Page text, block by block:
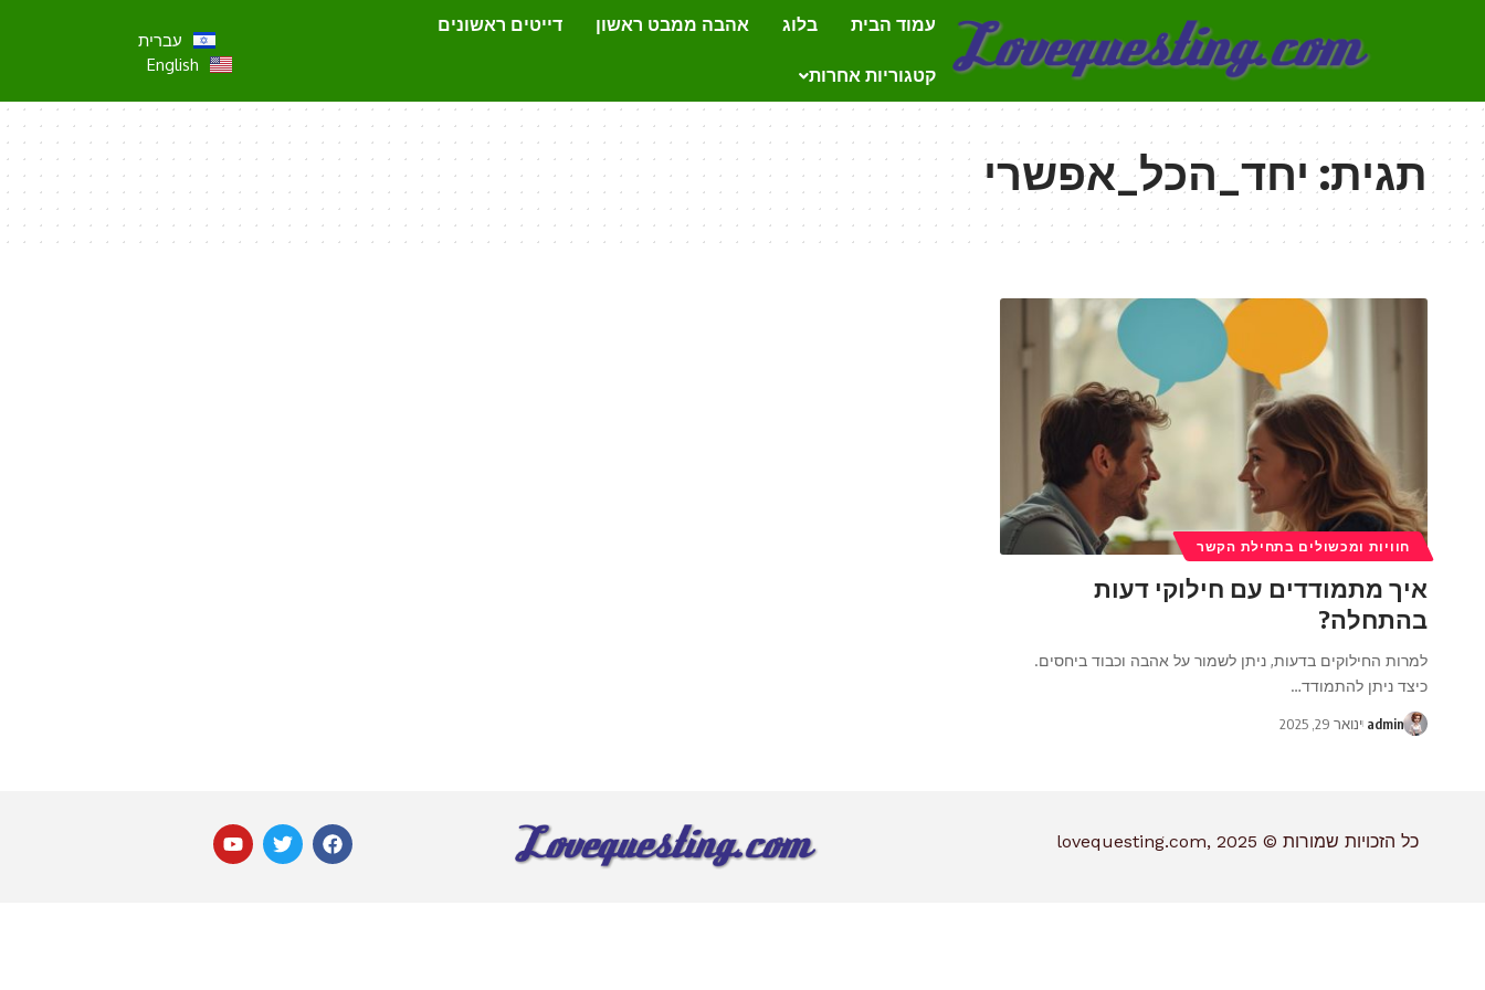
עמוד הבית בלוג אהבה ממבט ראשון דייטים ראשונים
קטגוריות אחרות
עברית
English
תגית:יחד_הכל_אפשרי
חוויות ומכשולים בתחילת הקשר
איך מתמודדים עם חילוקי דעות
בהתחלה?
למרות החילוקים בדעות, ניתן לשמור על אהבה וכבוד ביחסים.
כיצד ניתן להתמודד…
admin ינואר 29, 2025
כל הזכויות שמורות © lovequesting.com, 2025